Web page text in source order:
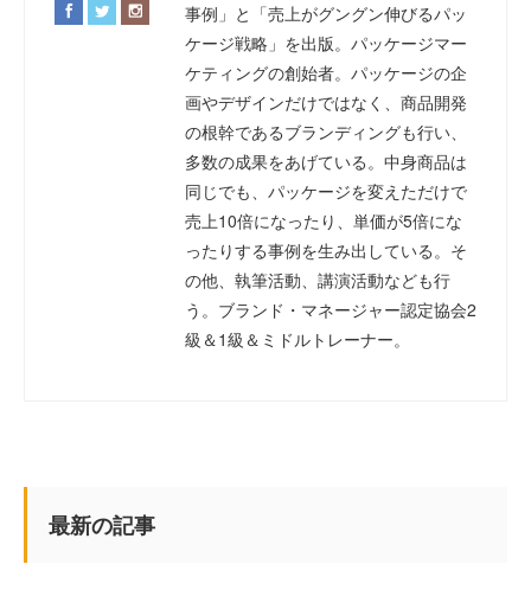
事例」と「売上がグングン伸びるパッ
ケージ戦略」を出版。パッケージマー
ケティングの創始者。パッケージの企
画やデザインだけではなく、商品開発
の根幹であるブランディングも行い、
多数の成果をあげている。中身商品は
同じでも、パッケージを変えただけで
売上10倍になったり、単価が5倍にな
ったりする事例を生み出している。そ
の他、執筆活動、講演活動なども行
う。ブランド・マネージャー認定協会2
級＆1級＆ミドルトレーナー。
最新の記事